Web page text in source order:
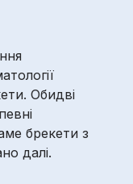
Обидві
брекети з
далі.